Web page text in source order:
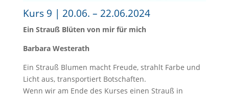
Kurs 9 | 20.06. – 22.06.2024
Ein Strauß Blüten von mir für mich
Barbara Westerath
Ein Strauß Blumen macht Freude, strahlt Farbe und
Licht aus, transportiert Botschaften.
Wenn wir am Ende des Kurses einen Strauß in